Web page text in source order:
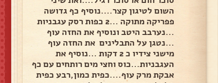
השום לטיגון קצר....נוסיף כף גדושה
פפריקה מתוקה ...2 כפות רסק עגבניות
...נערבב היטב ונוסיף את החזה עוף
...נטגן על התבלינים את החזה עוף
מישני צידיו כ 2 דקות ...נוסיף את
העגבניות...כוס וחצי מים רותחים עם כף
אבקת מרק עוף....כפית כמון,רבע כפית